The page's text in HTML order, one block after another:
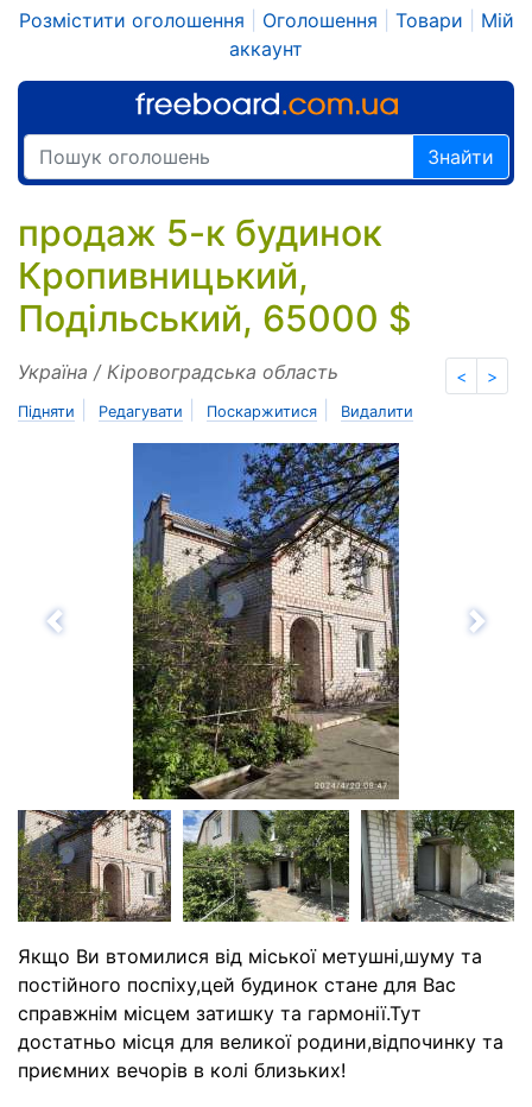
Розмістити оголошення Оголошення Товари
Мій
аккаунт
Знайти
продаж 5-к будинок
Кропивницький,
Подільський, 65000 $
< >
Україна / Кіровоградська область
Підняти Редагувати Поскаржитися Видалити
Назад
Якщо Ви втомилися від міської метушні,шуму та
постійного поспіху,цей будинок стане для Вас
справжнім місцем затишку та гармонії.Тут
достатньо місця для великої родини,відпочинку та
приємних вечорів в колі близьких!